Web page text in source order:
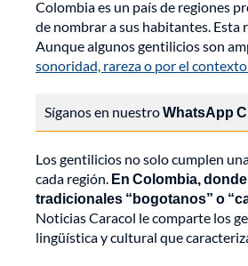
Colombia es un país de regiones
de nombrar a sus habitantes. Esta
Aunque algunos gentilicios son
sonoridad, rareza o por el
Síganos en nuestroWhatsApp
Los gentilicios no solo cumplen
cada región. En Colombia,
tradicionales “bogotanos” o
Noticias Caracol le comparte los
lingüística y cultural que